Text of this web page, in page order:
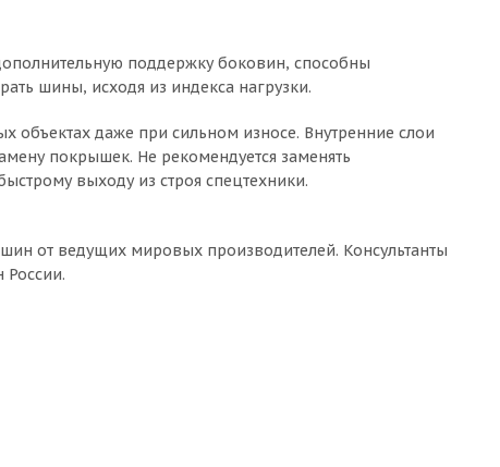
поддержку боковин, способны
шины, исходя из индекса нагрузки.
даже при сильном износе. Внутренние слои
покрышек. Не рекомендуется заменять
выходу из строя спецтехники.
от ведущих мировых производителей. Консультанты
России.